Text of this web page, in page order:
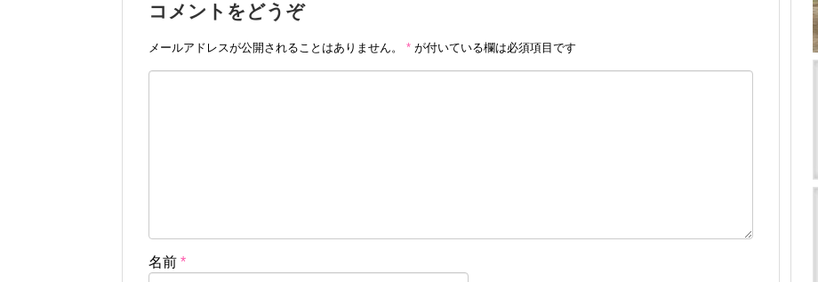
コメントをどうぞ
メールアドレスが公開されることはありません。 * が付いている欄は必須項目です
名前 *